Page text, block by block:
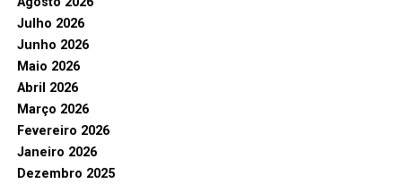
Julho 2026
Junho 2026
Maio 2026
Abril 2026
Março 2026
Fevereiro 2026
Janeiro 2026
Dezembro 2025